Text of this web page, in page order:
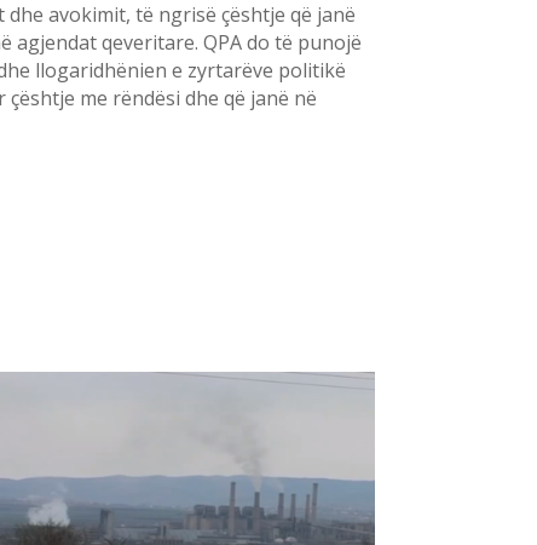
avokimit, të ngrisë çështje që janë
agjendat qeveritare. QPA do të punojë
llogaridhënien e zyrtarëve politikë
me rëndësi dhe që janë në